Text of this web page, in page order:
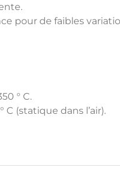
pour de faibles
° C.
C (statique dans l’air).